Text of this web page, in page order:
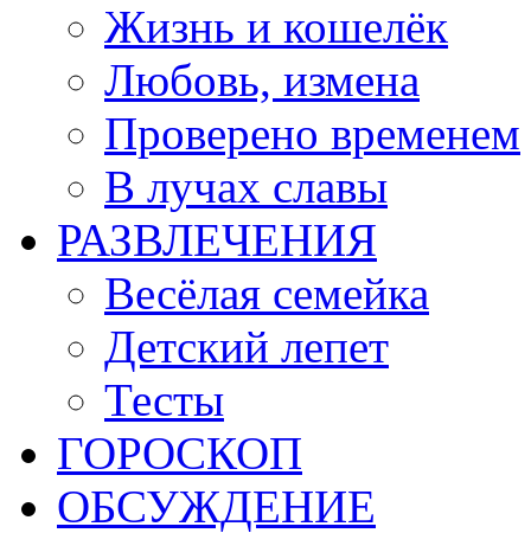
Жизнь и кошелёк
Любовь, измена
Проверено временем
В лучах славы
РАЗВЛЕЧЕНИЯ
Весёлая семейка
Детский лепет
Тесты
ГОРОСКОП
ОБСУЖДЕНИЕ